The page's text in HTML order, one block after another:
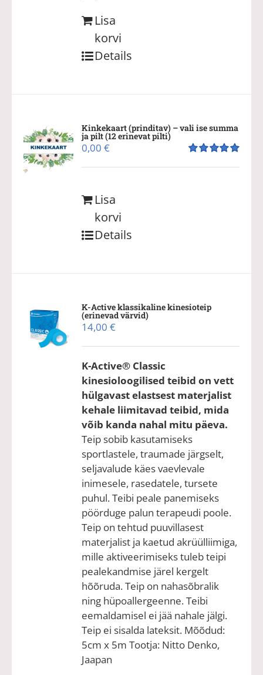
Lisa
korvi
Details
Kinkekaart (prinditav) – vali ise summa
ja pilt (12 erinevat pilti)
0,00€
Lisa
korvi
Details
K-Active klassikaline kinesioteip
(erinevad värvid)
14,00€
K-Active® Classic
kinesioloogilised teibid on vett
hülgavast elastsest materjalist
kehale liimitavad teibid, mida
võib kanda nahal mitu päeva.
Teip sobib kasutamiseks
sportlastele, traumade järgselt,
seljavalude käes vaevlevale
inimesele, rasedatele, tursete
puhul. Teibi peale panemiseks
pöörduge palun terapeudi poole.
Teip on tehtud puuvillasest
materjalist ja kaetud akrüülliimiga,
mille aktiveerimiseks tuleb teipi
pealekandmise järel kergelt
hõõruda. Teip on nahasõbralik
ning hüpoallergeenne. Teibi
eemaldamisel ei jää nahale jälgi.
Teip ei sisalda lateksit. Mõõdud:
5cm x 5m Tootja: Nitto Denko,
Jaapan